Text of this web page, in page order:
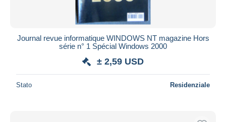
Journal revue informatique WINDOWS NT magazine Hors
série n° 1 Spécial Windows 2000
± 2,59 USD
Stato Residenziale